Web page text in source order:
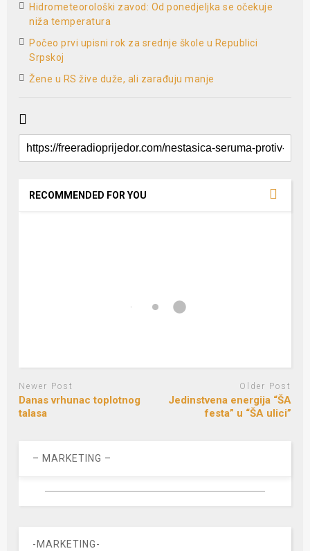
Hidrometeorološki zavod: Od ponedjeljka se očekuje
niža temperatura
Počeo prvi upisni rok za srednje škole u Republici
Srpskoj
Žene u RS žive duže, ali zarađuju manje
RECOMMENDED FOR YOU
Newer Post
Danas vrhunac toplotnog
talasa
Older Post
Jedinstvena energija “ŠA
festa” u “ŠA ulici”
– MARKETING –
-MARKETING-